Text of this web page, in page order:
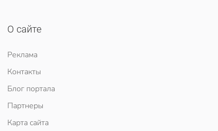
О сайте
Реклама
Контакты
Блог портала
Партнеры
Карта сайта